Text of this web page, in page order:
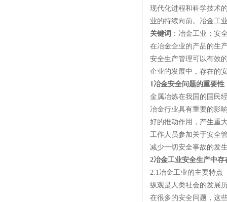
现代化进程和科学技术
业的持续向前。冶金工
关键词 ：冶金工业；安
在冶金企业的产品的生
安全生产管理可以有效
企业的发展中，存在的
1冶金安全问题的重要性
金属冶炼在我国的国民
冶金行业具有重要的影
好的推动作用，产生重
工作人员参加关于安全
减少一切安全事故的发
2冶金工业安全生产中
2.1冶金工业的主要特点
纵观是人类社会的发展
在很多的安全问题，这